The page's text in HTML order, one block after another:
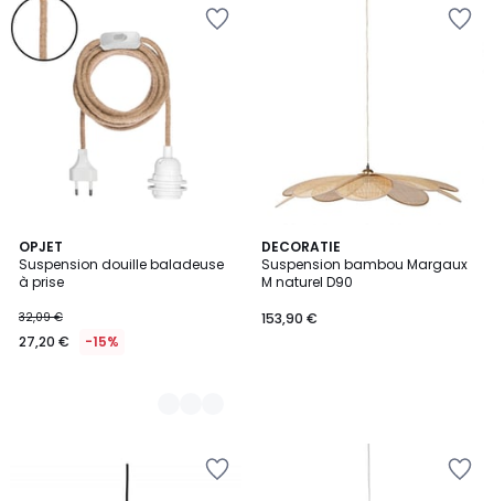
OPJET
Suspension douille baladeuse
à prise
32,09 €
27,20 € -15%
4
Couleurs
DECORATIE
Suspension bambou Margaux
M naturel D90
153,90 €